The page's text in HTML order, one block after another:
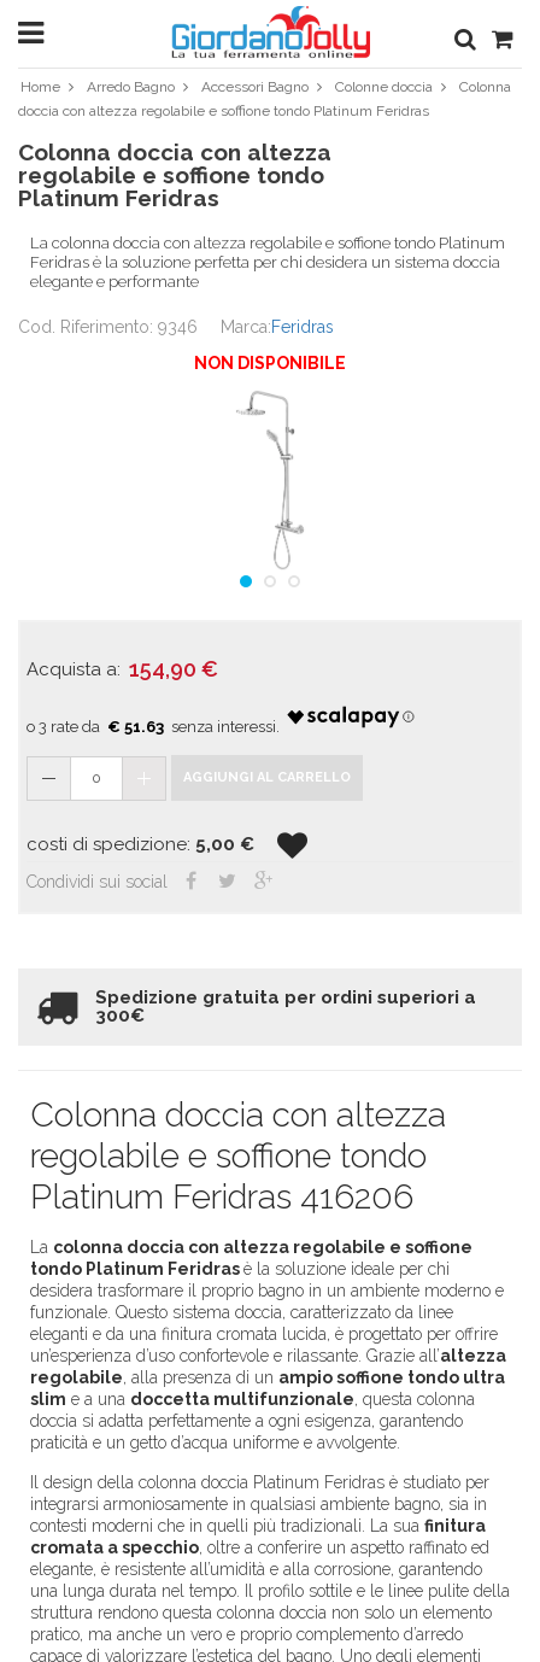
Home Arredo Bagno Accessori Bagno Colonne doccia
Colonna
doccia con altezza regolabile e soffione tondo Platinum Feridras
Colonna doccia con altezza
regolabile e soffione tondo
Platinum Feridras
La colonna doccia con altezza regolabile e soffione tondo Platinum
Feridras è la soluzione perfetta per chi desidera un sistema doccia
elegante e performante
Cod. Riferimento: 9346 Marca:Feridras
NON DISPONIBILE
Acquista a: 154,90 €
€ 51.63
0 AGGIUNGI AL CARRELLO
costi di spedizione: 5,00 €
Condividi sui social
Spedizione gratuita per ordini superiori a
300€
Colonna doccia con altezza
regolabile e soffione tondo
Platinum Feridras 416206
La colonna doccia con altezza regolabile e soffione
tondo Platinum Feridrasè la soluzione ideale per chi
desidera trasformare il proprio bagno in un ambiente moderno e
funzionale. Questo sistema doccia, caratterizzato da linee
eleganti e da una finitura cromata lucida, è progettato per offrire
un’esperienza d’uso confortevole e rilassante. Grazie all’altezza
regolabile, alla presenza di un ampio soffione tondo ultra
slim e a una doccetta multifunzionale, questa colonna
doccia si adatta perfettamente a ogni esigenza, garantendo
praticità e un getto d’acqua uniforme e avvolgente.
Il design della colonna doccia Platinum Feridras è studiato per
integrarsi armoniosamente in qualsiasi ambiente bagno, sia in
contesti moderni che in quelli più tradizionali. La sua finitura
cromata a specchio, oltre a conferire un aspetto raffinato ed
elegante, è resistente all’umidità e alla corrosione, garantendo
una lunga durata nel tempo. Il profilo sottile e le linee pulite della
struttura rendono questa colonna doccia non solo un elemento
pratico, ma anche un vero e proprio complemento d’arredo
capace di valorizzare l’estetica del bagno. Uno degli elementi